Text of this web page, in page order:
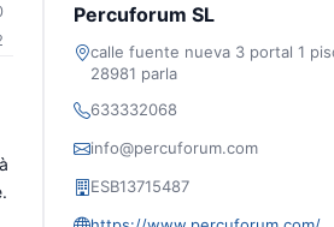
Percuforum SL
calle fuente nueva 3 portal 1
28981 parla
633332068
info@percuforum.com
ESB13715487